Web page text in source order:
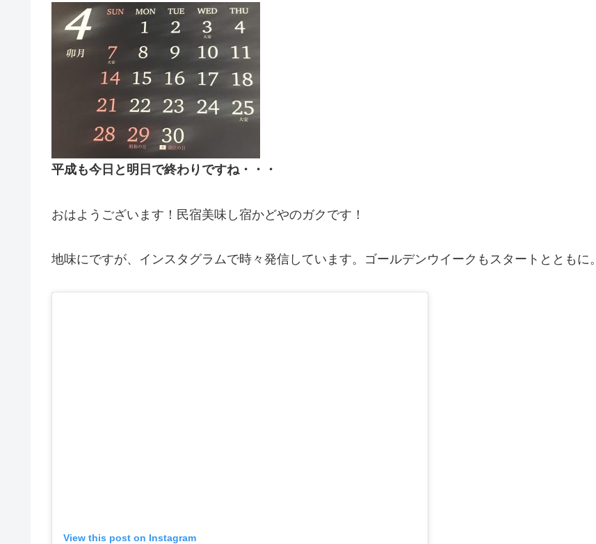
平成も今日と明日で終わりですね・・・
おはようございます！民宿美味し宿かどやのガクです！
地味にですが、インスタグラムで時々発信しています。ゴールデンウイークもスタートとともに。
View this post on Instagram